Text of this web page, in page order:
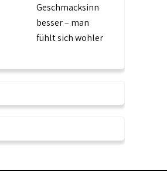
Geschmacksinn
besser – man
fühlt sich wohler